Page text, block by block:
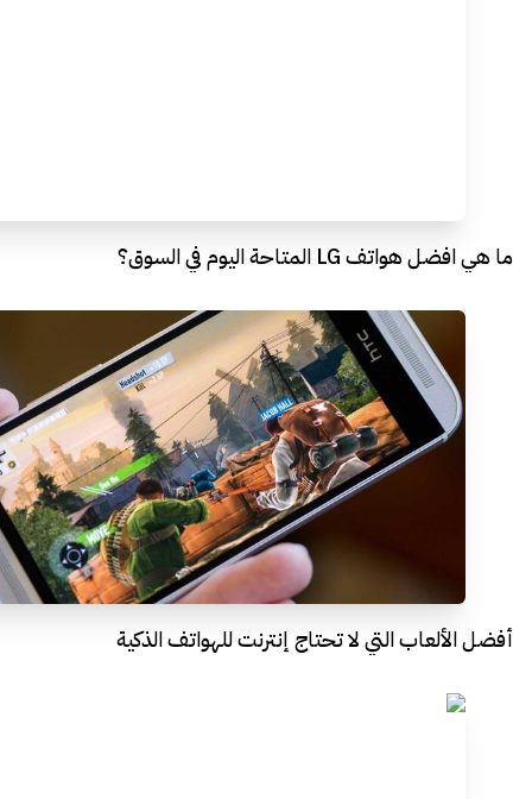
ما هي افضل هواتف LG المتاحة اليوم في السوق؟
أفضل الألعاب التي لا تحتاج إنترنت للهواتف الذكية